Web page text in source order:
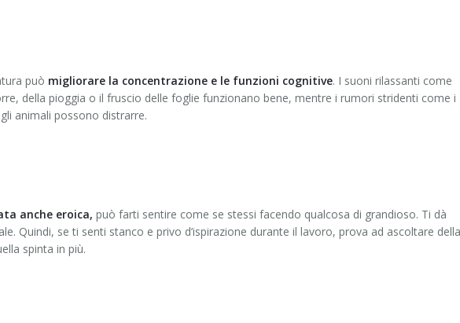
può migliorare la concentrazione e le funzioni cognitive. I suoni rilassanti come
della pioggia o il fruscio delle foglie funzionano bene, mentre i rumori stridenti come i
animali possono distrarre.
anche eroica, può farti sentire come se stessi facendo qualcosa di grandioso. Ti dà
Quindi, se ti senti stanco e privo d’ispirazione durante il lavoro, prova ad ascoltare della
spinta in più.